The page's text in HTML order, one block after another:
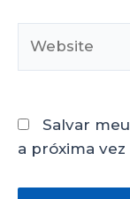
Salvar
a próxima